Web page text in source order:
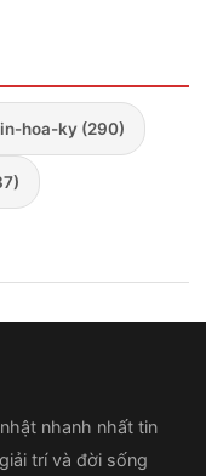
hoa-ky (290)
nhanh nhất tin
trí và đời sống